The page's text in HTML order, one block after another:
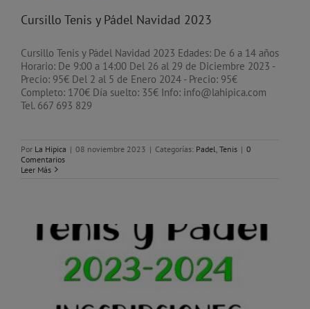
Cursillo Tenis y Pádel Navidad 2023
Cursillo Tenis y Pádel Navidad 2023 Edades: De 6 a 14 años
Horario: De 9:00 a 14:00 Del 26 al 29 de Diciembre 2023 -
Precio: 95€ Del 2 al 5 de Enero 2024 - Precio: 95€
Completo: 170€ Día suelto: 35€ Info: info@lahipica.com
Tel. 667 693 829
Por La Hipica | 08 noviembre 2023 | Categorías: Padel Tenis | 0
Comentarios
Leer Más